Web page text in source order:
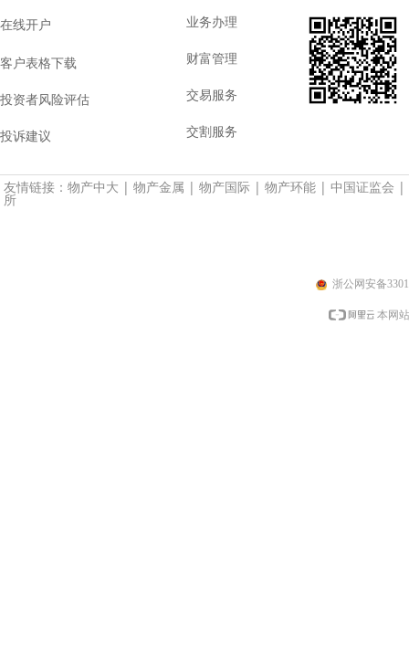
在线开户
客户表格下载
投资者风险评估
投诉建议
业务办理
财富管理
交易服务
交割服务
友情链接： 物产中大 | 物产金属 | 物产国际 | 物产环能 | 中国证监会 |
所
浙公网安备
本网